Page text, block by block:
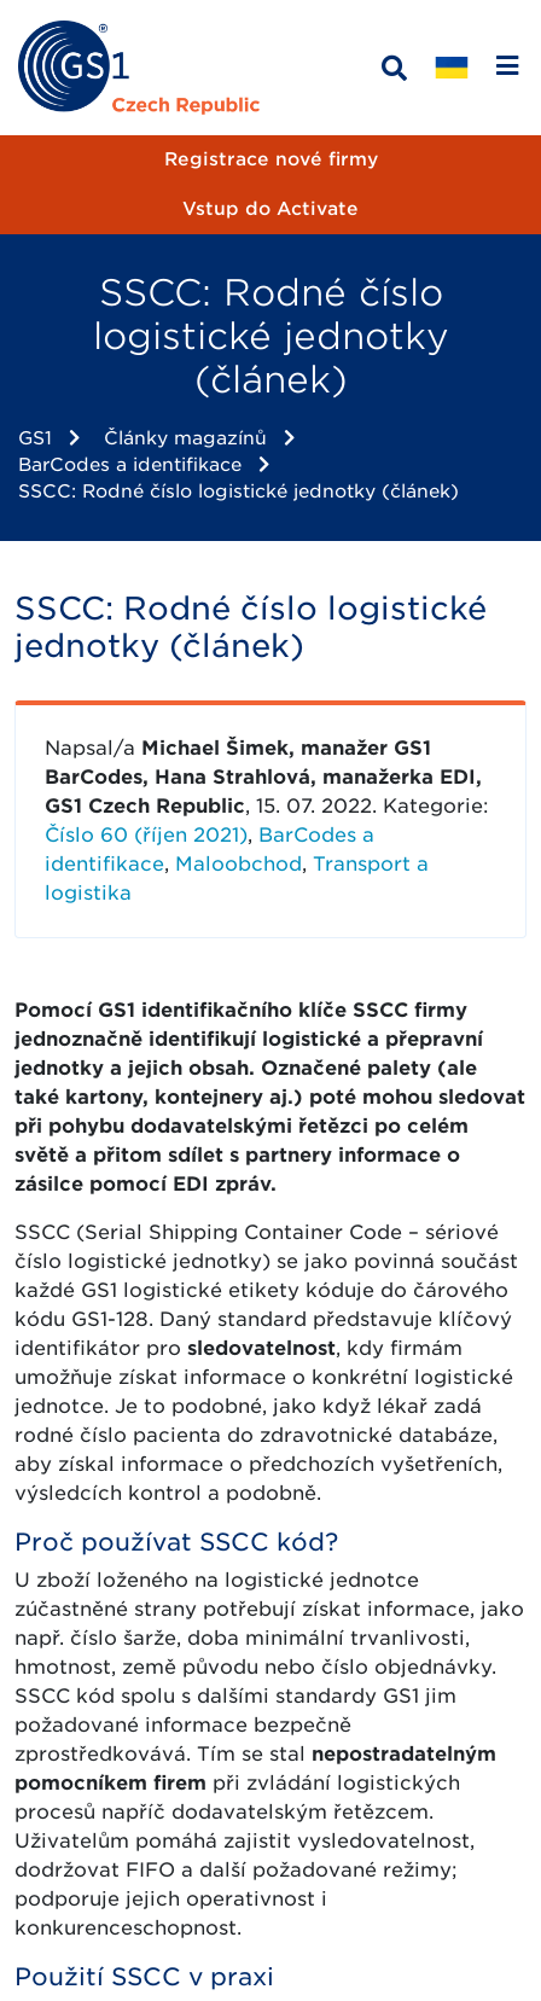
Registrace nové firmy
Vstup do Activate
SSCC: Rodné číslo
logistické jednotky
(článek)
GS1
Články magazínů
BarCodes a identifikace
SSCC: Rodné číslo logistické jednotky (článek)
SSCC: Rodné číslo logistické
jednotky (článek)
Napsal/a Michael Šimek, manažer GS1
BarCodes, Hana Strahlová, manažerka EDI,
GS1 Czech Republic, 15. 07. 2022. Kategorie:
Číslo 60 (říjen 2021), BarCodes a
identifikace, Maloobchod, Transport a
logistika
Pomocí GS1 identifikačního klíče SSCC firmy
jednoznačně identifikují logistické a přepravní
jednotky a jejich obsah. Označené palety (ale
také kartony, kontejnery aj.) poté mohou sledovat
při pohybu dodavatelskými řetězci po celém
světě a přitom sdílet s partnery informace o
zásilce pomocí EDI zpráv.
SSCC (Serial Shipping Container Code – sériové
číslo logistické jednotky) se jako povinná součást
každé GS1 logistické etikety kóduje do čárového
kódu GS1-128. Daný standard představuje klíčový
identifikátor pro sledovatelnost, kdy firmám
umožňuje získat informace o konkrétní logistické
jednotce. Je to podobné, jako když lékař zadá
rodné číslo pacienta do zdravotnické databáze,
aby získal informace o předchozích vyšetřeních,
výsledcích kontrol a podobně.
Proč používat SSCC kód?
U zboží loženého na logistické jednotce
zúčastněné strany potřebují získat informace, jako
např. číslo šarže, doba minimální trvanlivosti,
hmotnost, země původu nebo číslo objednávky.
SSCC kód spolu s dalšími standardy GS1 jim
požadované informace bezpečně
zprostředkovává. Tím se stal nepostradatelným
pomocníkem firem při zvládání logistických
procesů napříč dodavatelským řetězcem.
Uživatelům pomáhá zajistit vysledovatelnost,
dodržovat FIFO a další požadované režimy;
podporuje jejich operativnost i
konkurenceschopnost.
Použití SSCC v praxi